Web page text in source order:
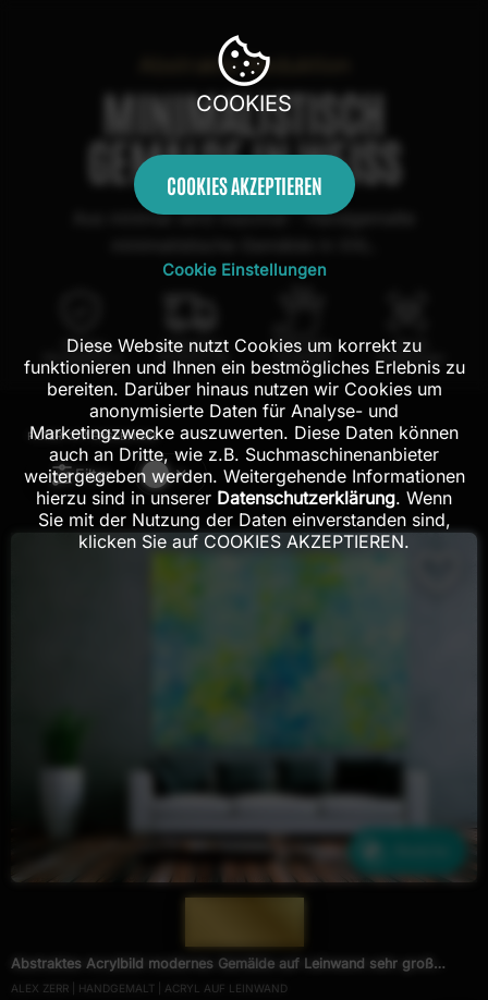
Abstrakte Reduktion
MINIMALISTISCH
GEMÄLDE IN WEISS
Aus minimal wird maximal - Handgemalte
100 Tage
Rückgaberecht
Kostenloser
Versand in DE
100% echte
Handarbeit
Mit AR
Probehängen
FILTER:277 ERGEBNISSE
Filter
Abstraktes Acrylbild modernes Gemälde auf Leinwand sehr groß
Action Painting
ALEX ZERR | HANDGEMALT | ACRYL AUF LEINWAND
COOKIES
COOKIES AKZEPTIEREN
Cookie Einstellungen
Diese Website nutzt Cookies um korrekt zu
funktionieren und Ihnen ein bestmögliches Erlebnis zu
bereiten. Darüber hinaus nutzen wir Cookies um
anonymisierte Daten für Analyse- und
Marketingzwecke auszuwerten. Diese Daten können
auch an Dritte, wie z.B. Suchmaschinenanbieter
weitergegeben werden. Weitergehende Informationen
hierzu sind in unserer Datenschutzerklärung. Wenn
Sie mit der Nutzung der Daten einverstanden sind,
klicken Sie auf COOKIES AKZEPTIEREN.